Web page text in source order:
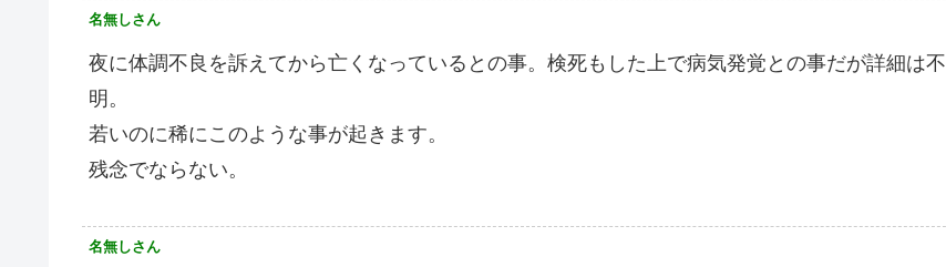
名無しさん
夜に体調不良を訴えてから亡くなっているとの事。検死もした上で病気発覚との事だが詳細は不
明。
若いのに稀にこのような事が起きます。
残念でならない。
名無しさん